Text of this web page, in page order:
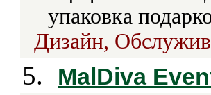
упаковка
Дизайн,
5. MalDiva